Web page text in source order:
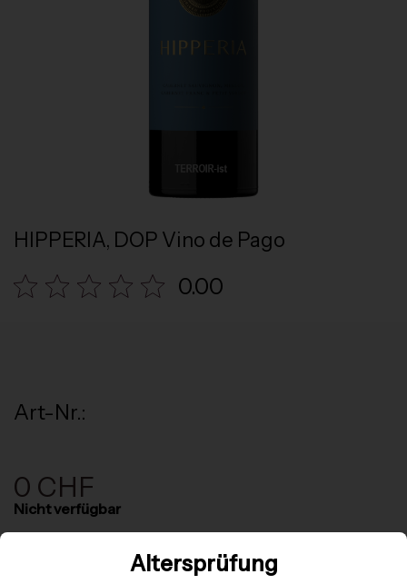
Altersprüfung
HIPPERIA, DOP Vino de Pago
0.00
Art-Nr.:
0 CHF
Nicht verfügbar